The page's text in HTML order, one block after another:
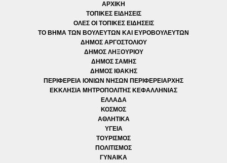
ΑΡΧΙΚΗ
ΤΟΠΙΚΕΣ ΕΙΔΗΣΕΙΣ
ΟΛΕΣ ΟΙ ΤΟΠΙΚΕΣ ΕΙΔΗΣΕΙΣ
ΤΟ ΒΗΜΑ ΤΩΝ ΒΟΥΛΕΥΤΩΝ ΚΑΙ ΕΥΡΟΒΟΥΛΕΥΤΩΝ
ΔΗΜΟΣ ΑΡΓΟΣΤΟΛΙΟΥ
ΔΗΜΟΣ ΛΗΞΟΥΡΙΟΥ
ΔΗΜΟΣ ΣΑΜΗΣ
ΔΗΜΟΣ ΙΘΑΚΗΣ
ΠΕΡΙΦΕΡΕΙΑ ΙΟΝΙΩΝ ΝΗΣΩΝ ΠΕΡΙΦΕΡΕΙΑΡΧΗΣ
ΕΚΚΛΗΣΙΑ ΜΗΤΡΟΠΟΛΙΤΗΣ ΚΕΦΑΛΛΗΝΙΑΣ
ΕΛΛΑΔΑ
ΚΟΣΜΟΣ
ΑΘΛΗΤΙΚΑ
ΥΓΕΙΑ
ΤΟΥΡΙΣΜΟΣ
ΠΟΛΙΤΙΣΜΟΣ
ΓΥΝΑΙΚΑ